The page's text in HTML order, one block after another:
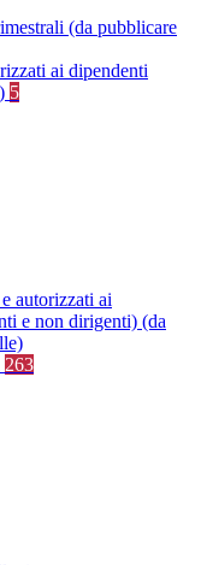
(da pubblicare
ai dipendenti
5
autorizzati ai
e non dirigenti) (da
263